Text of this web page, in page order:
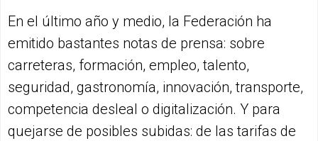
En el último año y medio, la Federación ha
emitido bastantes notas de prensa: sobre
carreteras, formación, empleo, talento,
seguridad, gastronomía, innovación, transporte,
competencia desleal o digitalización. Y para
quejarse de posibles subidas: de las tarifas de